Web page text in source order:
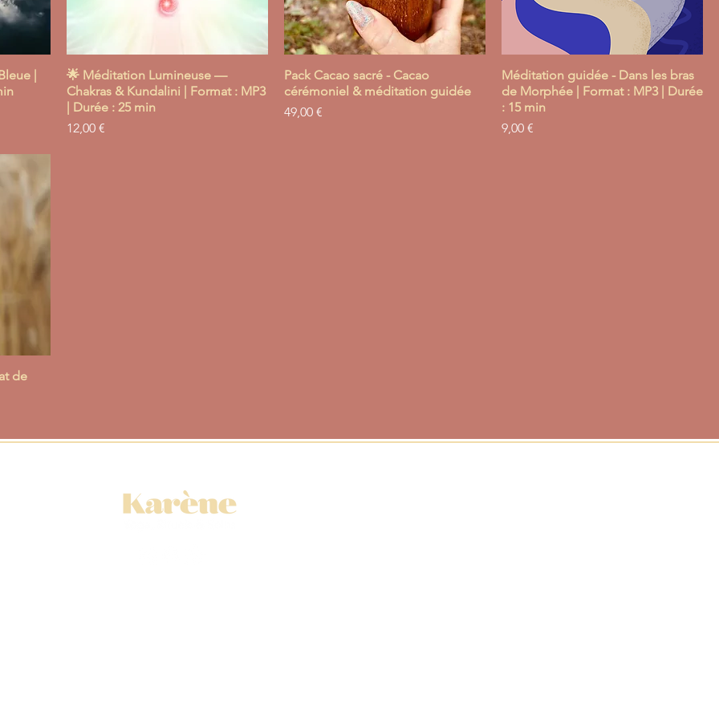
|
🌟 Méditation Lumineuse —
Chakras & Kundalini | Format : MP3
| Durée : 25 min
Prix
12,00 €
Pack Cacao sacré - Cacao
cérémoniel & méditation guidée
Prix
49,00 €
Méditation guidée - Dans les bras
de Morphée | Format : MP3 | Durée
: 15 min
Prix
9,00 €
de